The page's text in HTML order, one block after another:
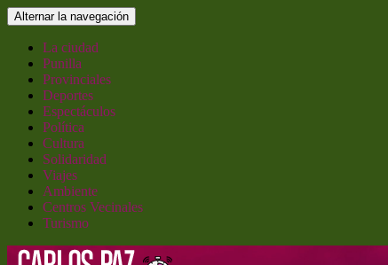
Saltar
al
contenido
Alternar la navegación
La ciudad
Punilla
Provinciales
Deportes
Espectáculos
Política
Cultura
Solidaridad
Viajes
Ambiente
Centros Vecinales
Turismo